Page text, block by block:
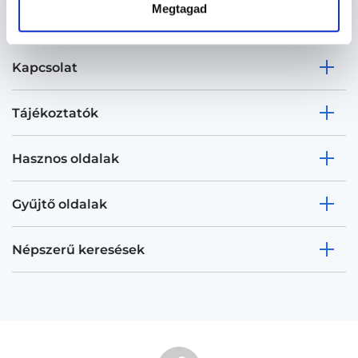
Megtagad
Kapcsolat
Tájékoztatók
Hasznos oldalak
Gyűjtő oldalak
Népszerű keresések